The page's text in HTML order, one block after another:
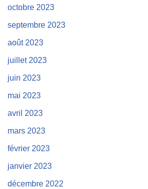
octobre 2023
septembre 2023
août 2023
juillet 2023
juin 2023
mai 2023
avril 2023
mars 2023
février 2023
janvier 2023
décembre 2022